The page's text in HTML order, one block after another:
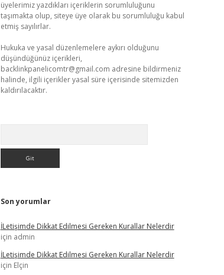
üyelerimiz yazdıkları içeriklerin sorumluluğunu
taşımakta olup, siteye üye olarak bu sorumluluğu kabul
etmiş sayılırlar.
Hukuka ve yasal düzenlemelere aykırı olduğunu
düşündüğünüz içerikleri,
backlinkpanelicomtr@gmail.com adresine bildirmeniz
halinde, ilgili içerikler yasal süre içerisinde sitemizden
kaldırılacaktır.
Son yorumlar
İLetişimde Dikkat Edilmesi Gereken Kurallar Nelerdir
için admin
İLetişimde Dikkat Edilmesi Gereken Kurallar Nelerdir
için Elçin